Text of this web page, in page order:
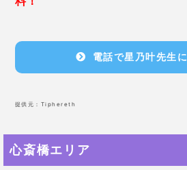
電話で星乃叶先生
提供元： Tiphereth
心斎橋エリア